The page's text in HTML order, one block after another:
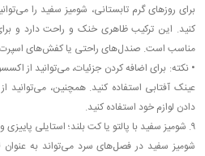
برای روزهای گرم تابستانی، شومیز سفید را
کنید. این ترکیب ظاهری خنک و راحت دارد و
مناسب است. صندل‌های راحتی یا کفش‌های اسپرت
• نکته: برای اضافه کردن جزئیات، می‌توانید از
عینک آفتابی استفاده کنید. همچنین، می‌توانید
دادن لوازم خود استفاده کنید.
۹. شومیز سفید با پالتو یا کت بلند؛ استایلی پاییزی و زمستانی
شومیز سفید در فصل‌های سرد می‌تواند به عنوان